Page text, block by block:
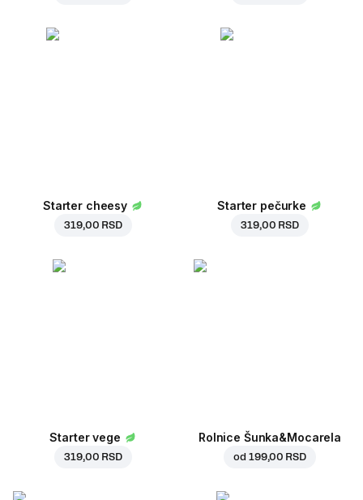
Starter cheesy
319,00 RSD
Starter pečurke
319,00 RSD
Starter vege
319,00 RSD
Rolnice Šunka&Mocarela
od 199,00 RSD